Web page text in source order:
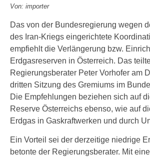
Von: importer
Das von der Bundesregierung wegen
des Iran-Kriegs eingerichtete
empfiehlt die Verlängerung bzw.
Erdgasreserven in Österreich. Das
Regierungsberater Peter Vorhofer am
dritten Sitzung des Gremiums im
Die Empfehlungen beziehen sich auf
Reserve Österreichs ebenso, wie auf
Erdgas in Gaskraftwerken und durch
Ein Vorteil sei der derzeitige niedrige
betonte der Regierungsberater. Mit